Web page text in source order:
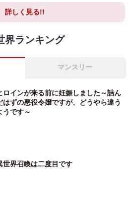
詳しく見る!!
界ランキング
マンスリー
ロインが来る前に妊娠しました～詰ん
はずの悪役令嬢ですが、どうやら違う
うです～
世界召喚は二度目です